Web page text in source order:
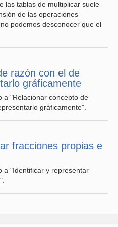
denominador
(link
is
PUCV, Estudio de clases
permanentes/estudio-de-
ucn-marca-hito-en-
primer-estudio-de-clase-
las tablas de multiplicar suele
de las operaciones
podemos desconocer que el
razón con el de
gráficamente
a "Relacionar concepto de
gráficamente".
fracciones propias e
a "Identificar y representar